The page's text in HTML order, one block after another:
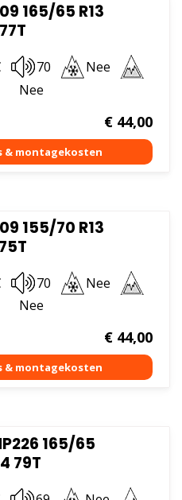
165/65 R13
77T
70
Nee
Nee
€44,00
155/70 R13
75T
70
Nee
Nee
€44,00
165/65
79T